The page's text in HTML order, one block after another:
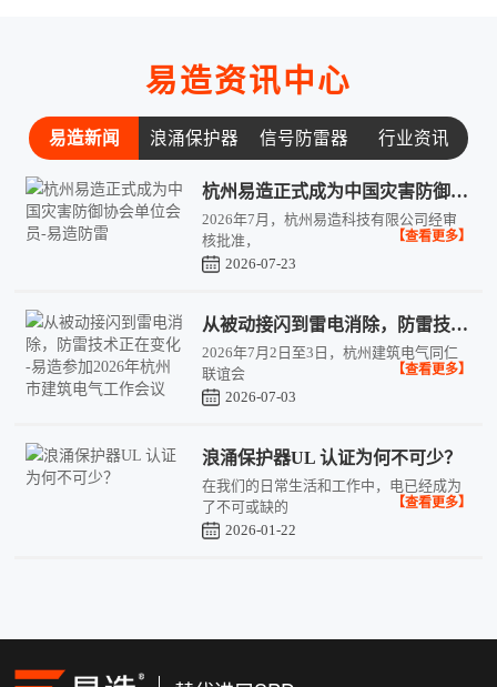
易造资讯中心
易造新闻 浪涌保护器 信号防雷器 行业资讯
常见问题
杭州易造正式成为中国灾害防御协会单位会员-易造防雷
2026年7月，杭州易造科技有限公司经审
核批准，
【查看更多】
2026-07-23
从被动接闪到雷电消除，防雷技术正在变化 -易造参加2026年杭州市建筑电气工作会议
2026年7月2日至3日，杭州建筑电气同仁
联谊会
【查看更多】
2026-07-03
浪涌保护器UL 认证为何不可少？
在我们的日常生活和工作中，电已经成为
了不可或缺的
【查看更多】
2026-01-22